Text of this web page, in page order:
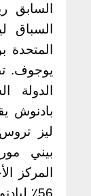
السابق
السباق
يوجوف.
الدولة
بادنوش
ليز
بيني